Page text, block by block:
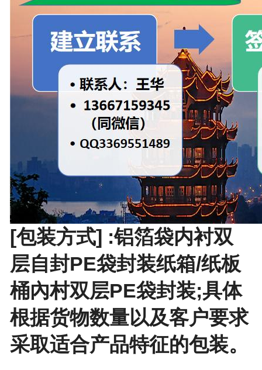
[包装方式] :铝箔袋内衬双
层自封PE袋封装纸箱/纸板
桶內村双层PE袋封装;具体
根据货物数量以及客户要求
采取适合产品特征的包装。